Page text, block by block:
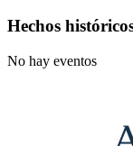
Hechos
No hay eventos